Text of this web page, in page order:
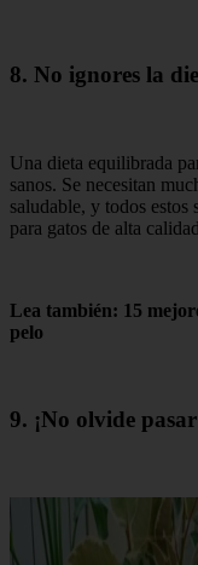
8. No ignores la
Una dieta equilibrada
sanos. Se necesitan
saludable, y todos estos
para gatos de alta
Lea también: 15
pelo
9. ¡No olvide